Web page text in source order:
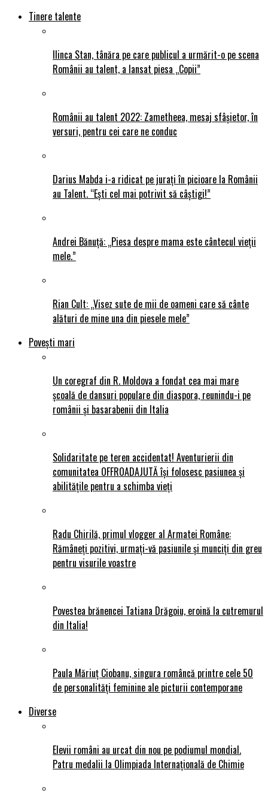
Tinere talente
Ilinca Stan, tânăra pe care publicul a urmărit-o pe scena
Românii au talent, a lansat piesa „Copii”
Românii au talent 2022: Zametheea, mesaj sfâșietor, în
versuri, pentru cei care ne conduc
Darius Mabda i-a ridicat pe jurați în picioare la Românii
au Talent. “Ești cel mai potrivit să câștigi!”
Andrei Bănuță: „Piesa despre mama este cântecul vieții
mele.”
Rian Cult: „Visez sute de mii de oameni care să cânte
alături de mine una din piesele mele”
Povești mari
Un coregraf din R. Moldova a fondat cea mai mare
școală de dansuri populare din diaspora, reunindu-i pe
românii și basarabenii din Italia
Solidaritate pe teren accidentat! Aventurierii din
comunitatea OFFROADAJUTĂ își folosesc pasiunea și
abilitățile pentru a schimba vieți
Radu Chirilă, primul vlogger al Armatei Române:
Rămâneți pozitivi, urmați-vă pasiunile și munciți din greu
pentru visurile voastre
Povestea brănencei Tatiana Drăgoiu, eroină la cutremurul
din Italia!
Paula Măriuț Ciobanu, singura româncă printre cele 50
de personalități feminine ale picturii contemporane
Diverse
Elevii români au urcat din nou pe podiumul mondial.
Patru medalii la Olimpiada Internațională de Chimie